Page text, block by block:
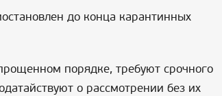
до конца карантинных
порядке, требуют срочного
о рассмотрении без их